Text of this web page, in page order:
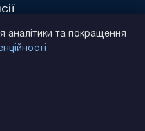
та покращення